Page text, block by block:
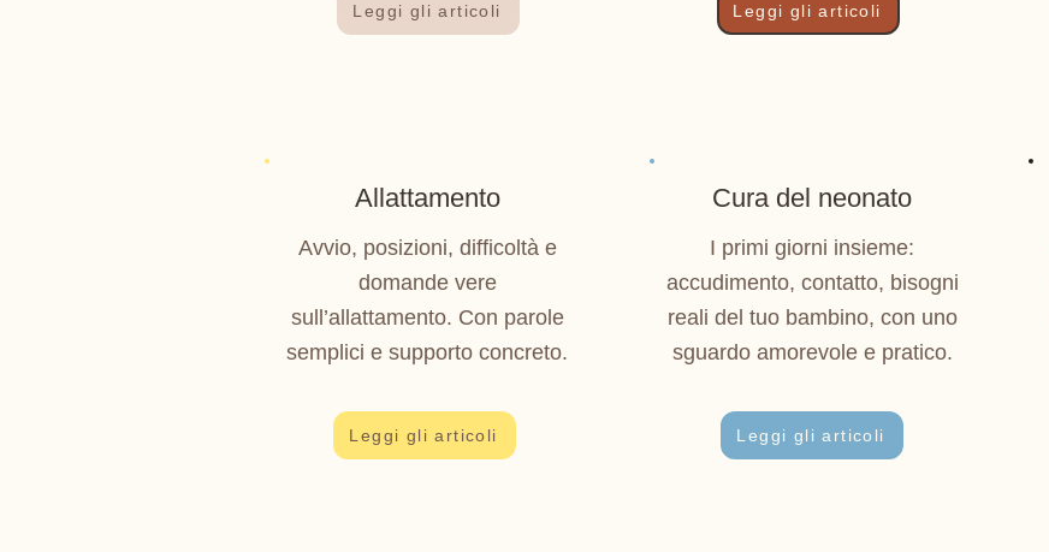
Leggi gli articoli Leggi gli articoli
Allattamento
Avvio, posizioni, difficoltà e
domande vere
sull’allattamento. Con parole
semplici e supporto concreto.
Leggi gli articoli
Cura del neonato
I primi giorni insieme:
accudimento, contatto, bisogni
reali del tuo bambino, con uno
sguardo amorevole e pratico.
Leggi gli articoli